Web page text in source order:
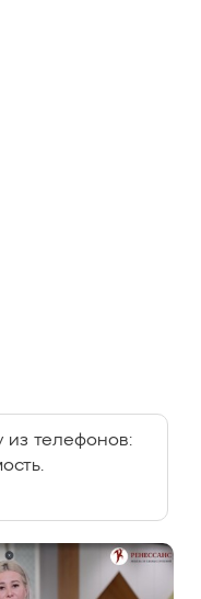
из телефонов: